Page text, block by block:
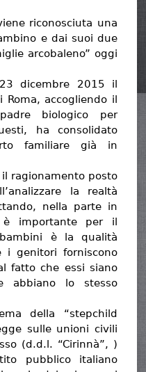
riconosciuta una
e dai suoi due
arcobaleno” oggi
dicembre 2015 il
accogliendo il
biologico per
ha consolidato
familiare già in
ragionamento posto
la realtà
nella parte in
importante per il
è la qualità
i genitori forniscono
fatto che essi siano
abbiano lo stesso
della “stepchild
sulle unioni civili
(d.d.l. “Cirinnà”, )
pubblico italiano